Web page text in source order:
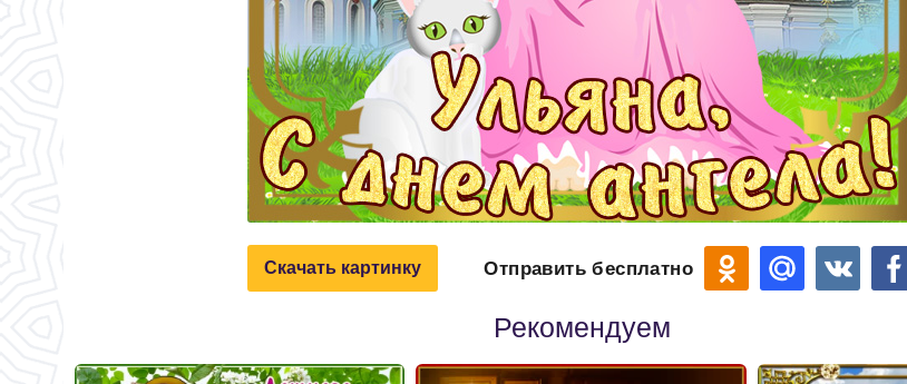
Скачать картинку Отправить бесплатно
Рекомендуем